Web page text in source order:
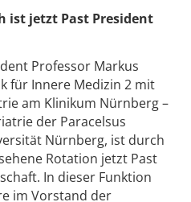
ist jetzt Past President
Professor Markus
für Innere Medizin 2 mit
am Klinikum Nürnberg –
der Paracelsus
Nürnberg, ist durch
Rotation jetzt Past
In dieser Funktion
im Vorstand der